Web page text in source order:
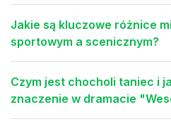
Jakie są kluczowe różnice
sportowym a scenicznym?
Czym jest chocholi taniec i
znaczenie w dramacie